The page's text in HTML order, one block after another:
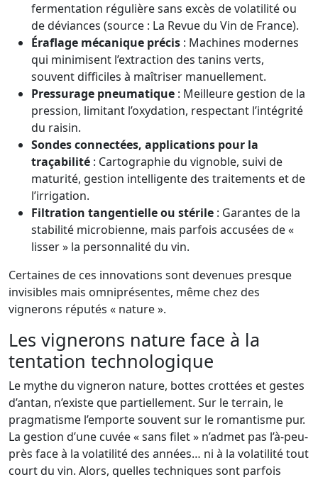
fermentation régulière sans excès de volatilité ou
de déviances (source : La Revue du Vin de France).
Éraflage mécanique précis : Machines modernes
qui minimisent l’extraction des tanins verts,
souvent difficiles à maîtriser manuellement.
Pressurage pneumatique : Meilleure gestion de la
pression, limitant l’oxydation, respectant l’intégrité
du raisin.
Sondes connectées, applications pour la
traçabilité : Cartographie du vignoble, suivi de
maturité, gestion intelligente des traitements et de
l’irrigation.
Filtration tangentielle ou stérile : Garantes de la
stabilité microbienne, mais parfois accusées de «
lisser » la personnalité du vin.
Certaines de ces innovations sont devenues presque
invisibles mais omniprésentes, même chez des
vignerons réputés « nature ».
Les vignerons nature face à la
tentation technologique
Le mythe du vigneron nature, bottes crottées et gestes
d’antan, n’existe que partiellement. Sur le terrain, le
pragmatisme l’emporte souvent sur le romantisme pur.
La gestion d’une cuvée « sans filet » n’admet pas l’à-peu-
près face à la volatilité des années… ni à la volatilité tout
court du vin. Alors, quelles techniques sont parfois